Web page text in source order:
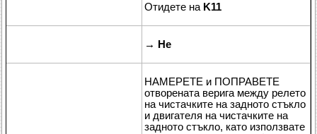
Отидете на K11
→ Не
НАМЕРЕТЕ и ПОПРАВЕТЕ
отворената верига между релето
на чистачките на задното стъкло
и двигателя на чистачките на
задното стъкло, като използвате